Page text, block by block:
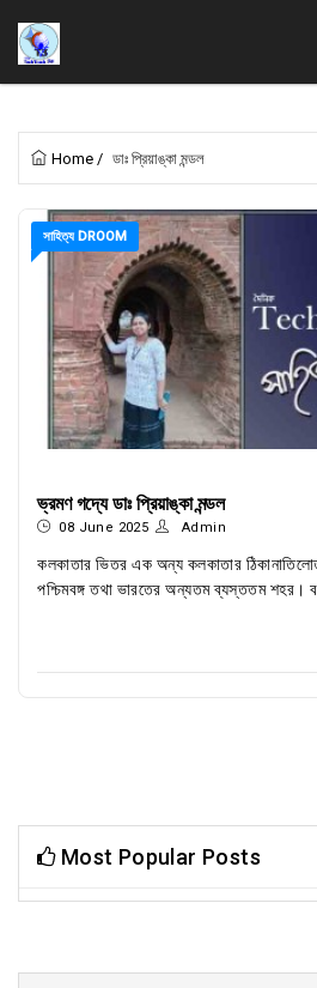
Home / ডাঃ প্রিয়াঙ্কা মন্ডল
সাহিত্য DROOM
ভ্রমণ গদ্যে ডাঃ প্রিয়াঙ্কা মন্ডল
08 June 2025 Admin
কলকাতার ভিতর এক অন্য কলকাতার
পশ্চিমবঙ্গ তথা ভারতের অন্যতম ব্যস্ততম শহর।
Most Popular Posts